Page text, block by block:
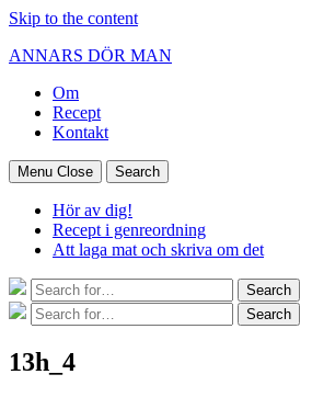
Skip to the content
ANNARS DÖR MAN
Om
Recept
Kontakt
Menu Close Search
Hör av dig!
Recept i genreordning
Att laga mat och skriva om det
Search
for:
Search
Search
for:
Search
13h_4